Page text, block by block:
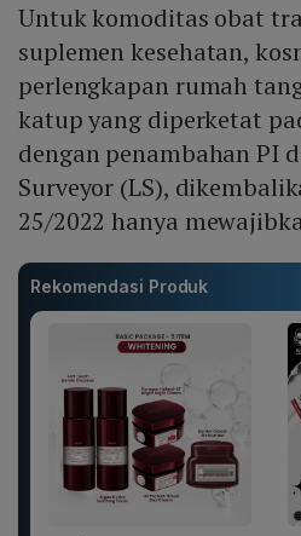
Untuk komoditas obat
suplemen kesehatan,
perlengkapan rumah
katup yang diperketat
dengan penambahan PI
Surveyor (LS),
25/2022 hanya
Rekomendasi Produk